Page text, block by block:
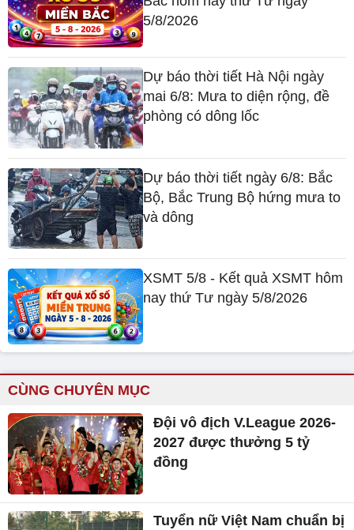
5/8/2026
Dự báo thời tiết Hà Nội ngày
mai 6/8: Mưa to diện rộng, đề
phòng có dông lốc
Dự báo thời tiết ngày 6/8: Bắc
Bộ, Bắc Trung Bộ hứng mưa to
và dông
XSMT 5/8 - Kết quả XSMT hôm
nay thứ Tư ngày 5/8/2026
CÙNG CHUYÊN MỤC
Đội vô địch V.League 2026-
2027 được thưởng 5 tỷ
đồng
Tuyển nữ Việt Nam chuẩn bị